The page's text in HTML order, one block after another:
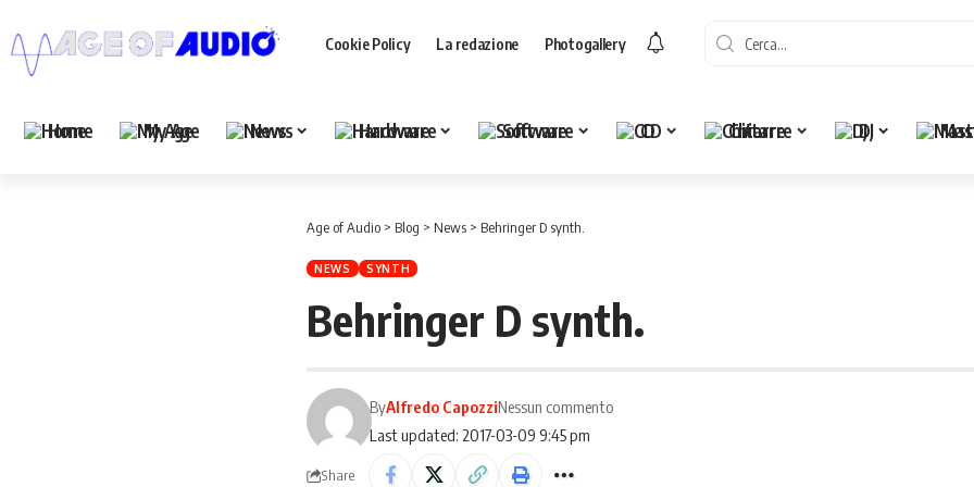
Cookie Policy La redazione Photogallery
Home My Age News Hardware Software CD Chitarre DJ
Age of Audio > Blog > News > Behringer D synth.
NEWS SYNTH
Behringer D synth.
Last updated: 2017-03-09 9:45 pm
ByAlfredo CapozziNessun commento
Share